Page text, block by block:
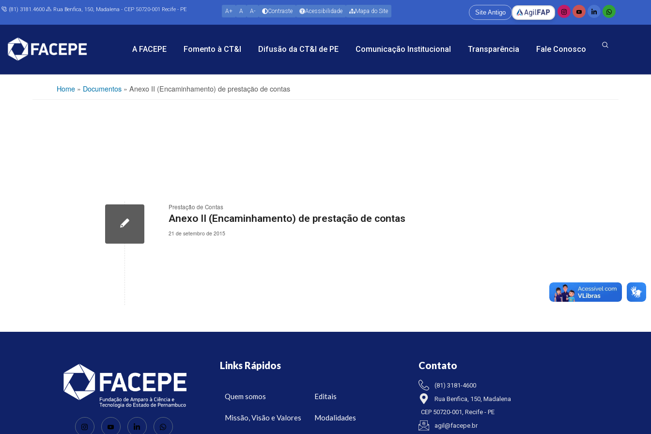
Home » Documentos »Anexo II (Encaminhamento) de prestação de contas
(81) 3181.4600 Rua Benfica, 150, Madalena - CEP 50720-001 Recife - PE A+ A A- Contraste Acessibilidade Mapa do Site Site Antigo
A FACEPE Fomento à CT&I Difusão da CT&I de PE Comunicação Institucional Transparência Fale Conosco
Prestação de Contas
Anexo II (Encaminhamento) de prestação de contas
21 de setembro de 2015
Links Rápidos
Quem somos
Missão, Visão e Valores
Editais
Modalidades
Contato
(81) 3181-4600
Rua Benfica, 150, Madalena
CEP 50720-001, Recife - PE
agil@facepe.br